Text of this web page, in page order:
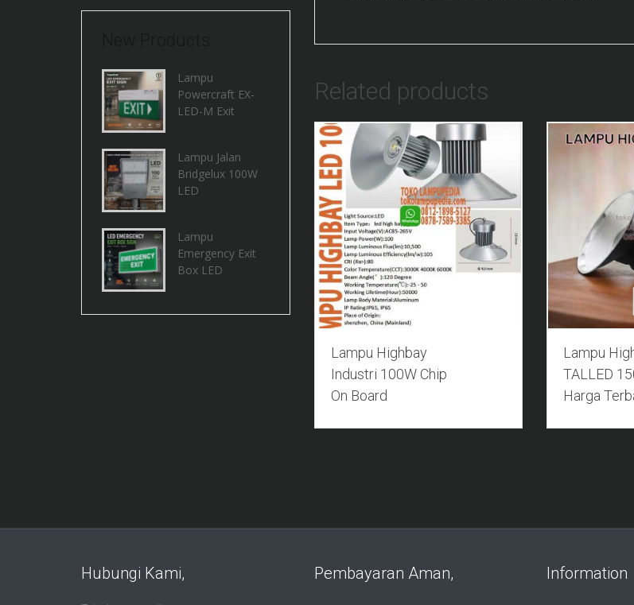
Related products
Lampu Highbay
Industri 100W Chip
On Board
Add to Wishlist
Lampu
TALLED
Harga
Lampu
Powercraft EX-
LED-M Exit
Lampu Jalan
Bridgelux 100W
LED
Lampu
Emergency Exit
Box LED
Hubungi Kami, Pembayaran Aman, Information